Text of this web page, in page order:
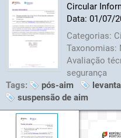
Circular
Data: 01/07/
Categorias:
Taxonomias:
Avaliação
segurança
Tags:
pós-aim
suspensão de aim